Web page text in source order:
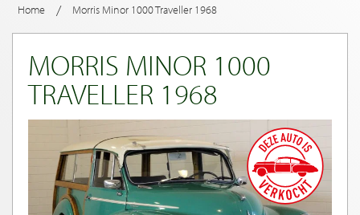
Home / Morris Minor 1000 Traveller 1968
MORRIS MINOR 1000
TRAVELLER 1968